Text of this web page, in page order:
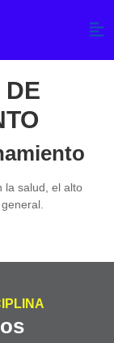
DE
la salud, el alto